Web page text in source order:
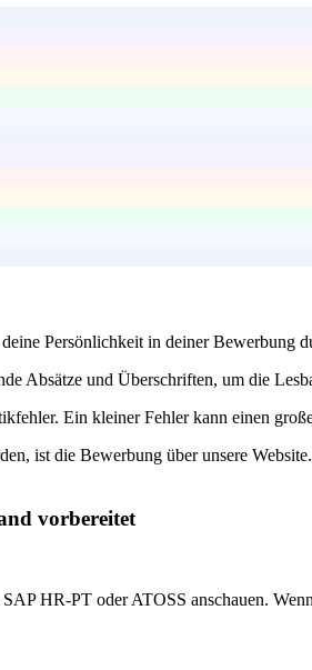
Persönlichkeit in deiner Bewerbung
Absätze und Überschriften, um die
Ein kleiner Fehler kann einen
ist die Bewerbung über unsere
vorbereitet
HR-PT oder ATOSS anschauen.